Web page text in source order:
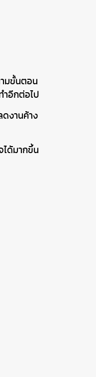
ามขั้นตอน
ำอีกต่อไป
ดงานค้าง
ได้มากขึ้น